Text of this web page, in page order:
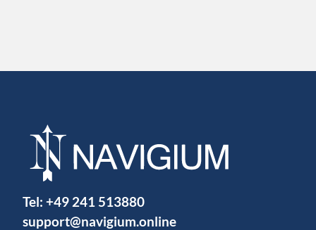
Tel: +49 241 513880
support@navigium.online